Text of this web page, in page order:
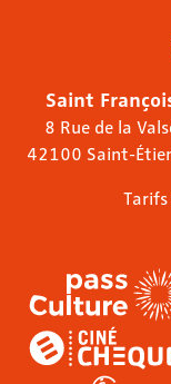
Saint
8 Rue de la
42100 Saint-